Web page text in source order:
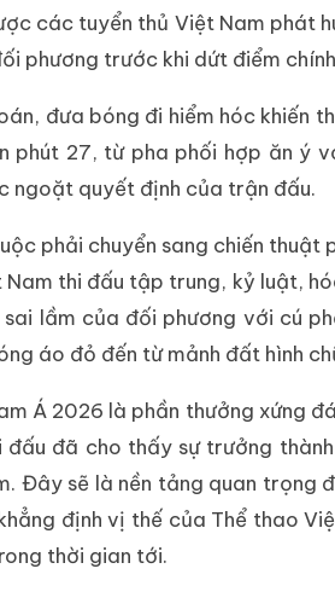
các tuyển thủ Việt Nam phát
phương trước khi dứt điểm
đưa bóng đi hiểm hóc khiến
27, từ pha phối hợp ăn ý
ngoặt quyết định của trận đấu.
phải chuyển sang chiến
thi đấu tập trung, kỷ luật,
lầm của đối phương với cú
áo đỏ đến từ mảnh đất hình
Á 2026 là phần thưởng xứng
đã cho thấy sự trưởng
Đây sẽ là nền tảng quan trọng
định vị thế của Thể thao
thời gian tới.